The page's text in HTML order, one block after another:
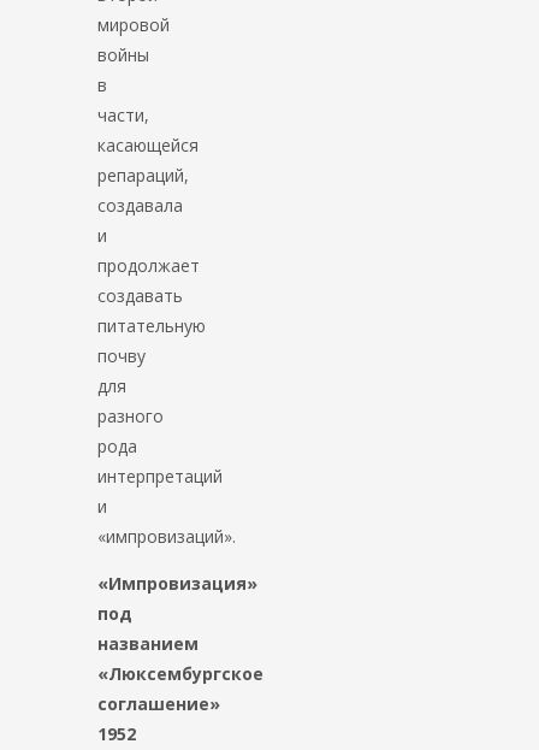
мировой
войны
в
части,
касающейся
репараций,
создавала
и
продолжает
создавать
питательную
почву
для
разного
рода
интерпретаций
и
«импровизаций».
«Импровизация»
под
названием
«Люксембургское
соглашение»
1952